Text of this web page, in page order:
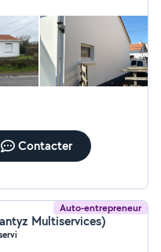
Contacter
Auto-entrepreneur
Multiservices)